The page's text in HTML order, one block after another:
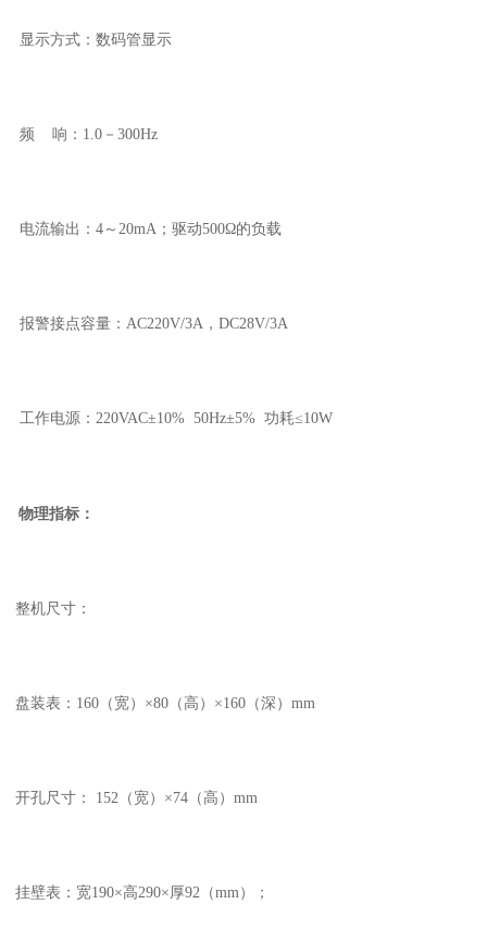
显示方式：数码管显示
频 响： 1.0 －300Hz
电流输出：4～20mA ；驱动500Ω的负载
报警接点容量：AC220V/3A ，DC28V/3A
工作电源：220VAC±10% 50Hz±5%功耗≤10W
物理指标：
整机尺寸：
盘装表： 160 （宽）×80 （高）×160 （深）mm
开孔尺寸： 152 （宽）×74 （高）mm
挂壁表：宽190×高290×厚92 （mm）；